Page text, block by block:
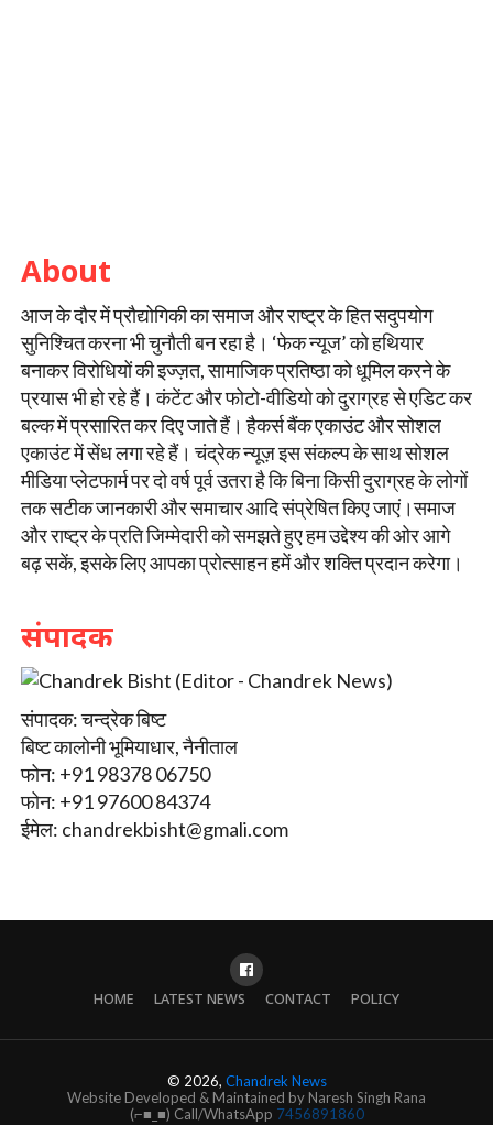
About
आज के दौर में प्रौद्योगिकी का समाज और राष्ट्र के हित सदुपयोग
सुनिश्चित करना भी चुनौती बन रहा है। ‘फेक न्यूज’ को हथियार
बनाकर विरोधियों की इज्ज़त, सामाजिक प्रतिष्ठा को धूमिल करने के
प्रयास भी हो रहे हैं। कंटेंट और फोटो-वीडियो को दुराग्रह से एडिट कर
बल्क में प्रसारित कर दिए जाते हैं। हैकर्स बैंक एकाउंट और सोशल
एकाउंट में सेंध लगा रहे हैं। चंद्रेक न्यूज़ इस संकल्प के साथ सोशल
मीडिया प्लेटफार्म पर दो वर्ष पूर्व उतरा है कि बिना किसी दुराग्रह के लोगों
तक सटीक जानकारी और समाचार आदि संप्रेषित किए जाएं।समाज
और राष्ट्र के प्रति जिम्मेदारी को समझते हुए हम उद्देश्य की ओर आगे
बढ़ सकें, इसके लिए आपका प्रोत्साहन हमें और शक्ति प्रदान करेगा।
संपादक
संपादक: चन्द्रेक बिष्ट
बिष्ट कालोनी भूमियाधार, नैनीताल
फोन: +91 98378 06750
फोन: +91 97600 84374
ईमेल: chandrekbisht@gmali.com
HOME LATEST NEWS CONTACT POLICY
© 2026, Chandrek News
Website Developed & Maintained by Naresh Singh Rana
(⌐■_■) Call/WhatsApp 7456891860